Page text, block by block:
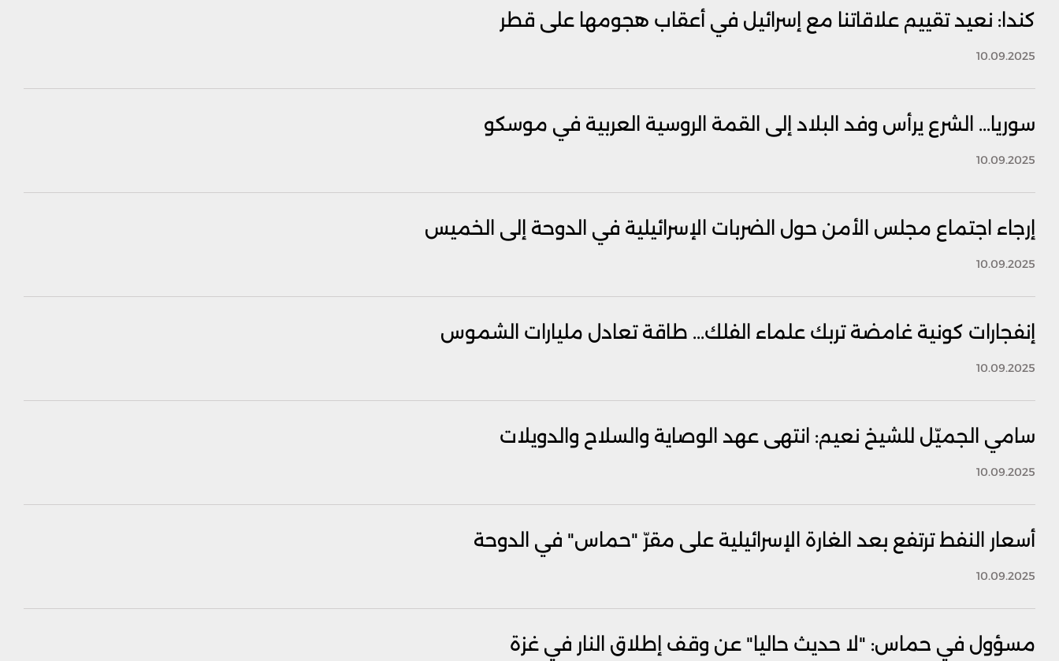
كندا: نعيد تقييم علاقاتنا مع إسرائيل في أعقاب هجومها على قطر
10.09.2025
سوريا... الشرع يرأس وفد البلاد إلى القمة الروسية العربية في موسكو
10.09.2025
إرجاء اجتماع مجلس الأمن حول الضربات الإسرائيلية في الدوحة إلى الخميس
10.09.2025
إنفجارات كونية غامضة تربك علماء الفلك... طاقة تعادل مليارات الشموس
10.09.2025
سامي الجميّل للشيخ نعيم: انتهى عهد الوصاية والسلاح والدويلات
10.09.2025
أسعار النفط ترتفع بعد الغارة الإسرائيلية على مقرّ "حماس" في الدوحة
10.09.2025
مسؤول في حماس: "لا حديث حاليا" عن وقف إطلاق النار في غزة